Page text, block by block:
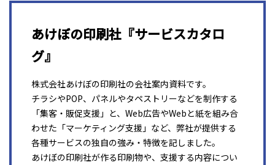
あけぼの印刷社『サービスカタロ
グ』
株式会社あけぼの印刷社の会社案内資料です。
チラシやPOP、パネルやタペストリーなどを制作する
「集客・販促支援」と、Web広告やWebと紙を組み合
わせた「マーケティング支援」など、弊社が提供する
各種サービスの独自の強み・特徴を記しました。
あけぼの印刷社が作る印刷物や、支援する内容につい